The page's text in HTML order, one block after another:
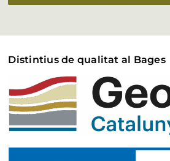
Distintius de qualitat al Bages